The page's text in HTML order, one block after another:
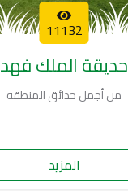
11132
حديقة الملك فهد
من أجمل حدائق المنطقه
المزيد